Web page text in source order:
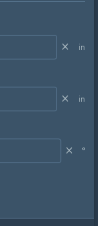
× in
× in
× °